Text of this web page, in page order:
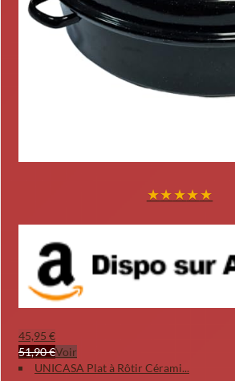
★★★★★
45,95 €
51,90 €Voir
UNICASA Plat à Rôtir Cérami...